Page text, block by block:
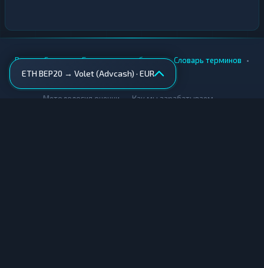
ETH BEP20 → Volet (Advcash) · EUR
Вики • Города • Безопасность обмена • Словарь терминов •
AML-проверка
Методология оценки Как мы зарабатываем